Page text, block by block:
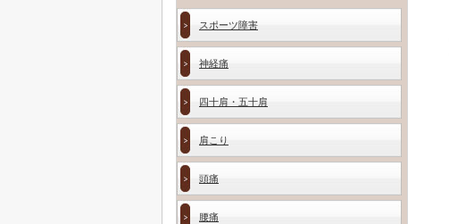
スポーツ障害
神経痛
四十肩・五十肩
肩こり
頭痛
腰痛